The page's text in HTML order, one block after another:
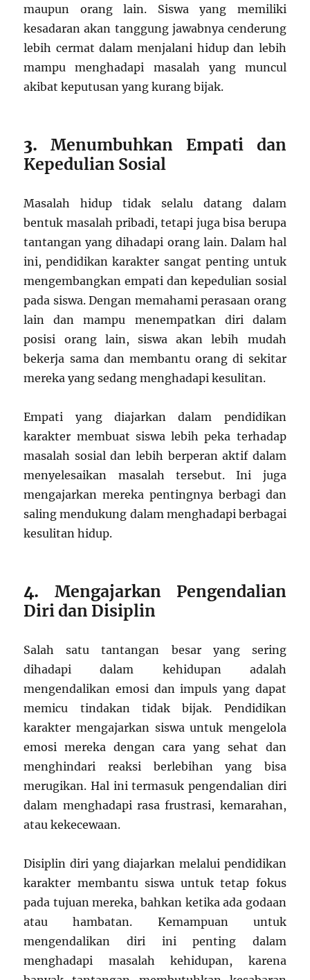
maupun orang lain. Siswa yang memiliki
kesadaran akan tanggung jawabnya cenderung
lebih cermat dalam menjalani hidup dan lebih
mampu menghadapi masalah yang muncul
akibat keputusan yang kurang bijak.
3.Menumbuhkan Empati dan
Kepedulian Sosial
Masalah hidup tidak selalu datang dalam
bentuk masalah pribadi, tetapi juga bisa berupa
tantangan yang dihadapi orang lain. Dalam hal
ini, pendidikan karakter sangat penting untuk
mengembangkan empati dan kepedulian sosial
pada siswa. Dengan memahami perasaan orang
lain dan mampu menempatkan diri dalam
posisi orang lain, siswa akan lebih mudah
bekerja sama dan membantu orang di sekitar
mereka yang sedang menghadapi kesulitan.
Empati yang diajarkan dalam pendidikan
karakter membuat siswa lebih peka terhadap
masalah sosial dan lebih berperan aktif dalam
menyelesaikan masalah tersebut. Ini juga
mengajarkan mereka pentingnya berbagi dan
saling mendukung dalam menghadapi berbagai
kesulitan hidup.
4. Mengajarkan Pengendalian
Diri dan Disiplin
Salah satu tantangan besar yang sering
dihadapi dalam kehidupan adalah
mengendalikan emosi dan impuls yang dapat
memicu tindakan tidak bijak. Pendidikan
karakter mengajarkan siswa untuk mengelola
emosi mereka dengan cara yang sehat dan
menghindari reaksi berlebihan yang bisa
merugikan. Hal ini termasuk pengendalian diri
dalam menghadapi rasa frustrasi, kemarahan,
atau kekecewaan.
Disiplin diri yang diajarkan melalui pendidikan
karakter membantu siswa untuk tetap fokus
pada tujuan mereka, bahkan ketika ada godaan
atau hambatan. Kemampuan untuk
mengendalikan diri ini penting dalam
menghadapi masalah kehidupan, karena